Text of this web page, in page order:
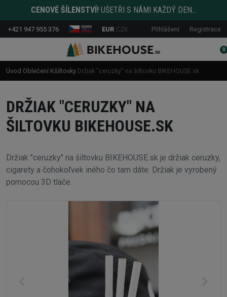
CENOVÉ ŠÍLENSTVÍ! UŠETŘI S NÁMI KAŽDÝ DEN...
+421 947 955 376 EUR CZK Přihlášení Registrace
0
Úvod Oblečení Kšiltovky Držiak "ceruzky" na šiltovku BIKEHOUSE.sk
DRŽIAK "CERUZKY" NA
ŠILTOVKU BIKEHOUSE.SK
Držiak "ceruzky" na šiltovku BIKEHOUSE.sk je držiak ceruzky,
cigarety a čohokoľvek iného čo tam dáte. Držiak je vyrobený
pomocou 3D tlače.